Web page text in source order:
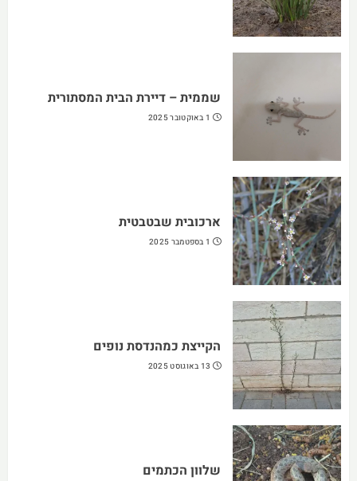
שממית – דיירת הבית המסתורית
1 באוקטובר 2025
ארכובית שבטבטית
1 בספטמבר 2025
הקייצת כמהנדסת נופים
13 באוגוסט 2025
שלוון הכתמים